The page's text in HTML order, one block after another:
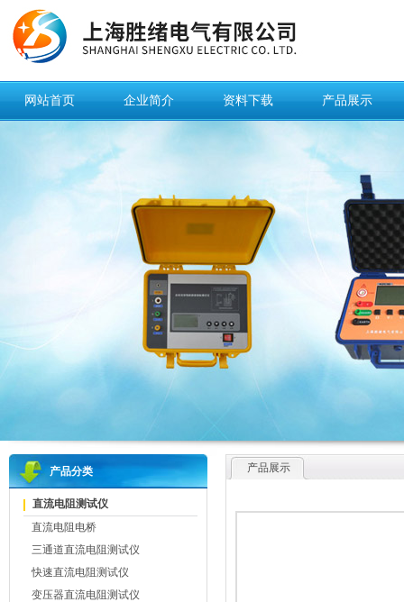
网站首页 企业简介 资料下载 产品展示
产品分类
直流电阻测试仪
直流电阻电桥
三通道直流电阻测试仪
快速直流电阻测试仪
变压器直流电阻测试仪
产品展示